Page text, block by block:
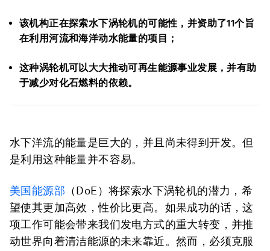
该机构正在探索水下涡轮机的可能性，并资助了11个旨
在利用河流和海洋动水能量的项目；
这种涡轮机可以大大推动可再生能源事业发展，并有助
于减少对化石燃料的依赖。
水下洋流的能量是巨大的，并且尚未得到开发。但
是利用这种能量并不容易。
美国能源部 （DoE）将探索水下涡轮机的潜力，希
望使其更加高效，性价比更高。如果成功的话，这
项工作可能会带来我们发电方式的重大转变，并推
动世界向着清洁能源的未来靠近。然而，必须克服